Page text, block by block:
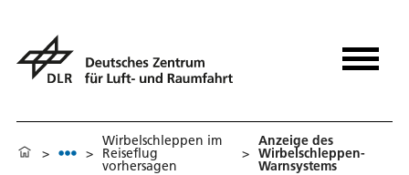
> >
Wirbelschleppen im
Reiseflug
vorhersagen
>
Anzeige des
Wirbelschleppen-
Warnsystems